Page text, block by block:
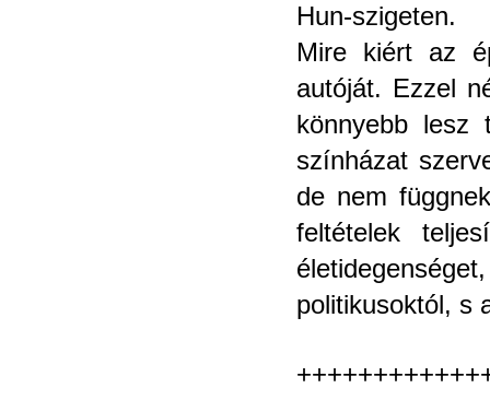
Hun-szigeten.
Mire kiért az
autóját. Ezzel
könnyebb
színházat
de nem
feltételek
politikusoktól, s